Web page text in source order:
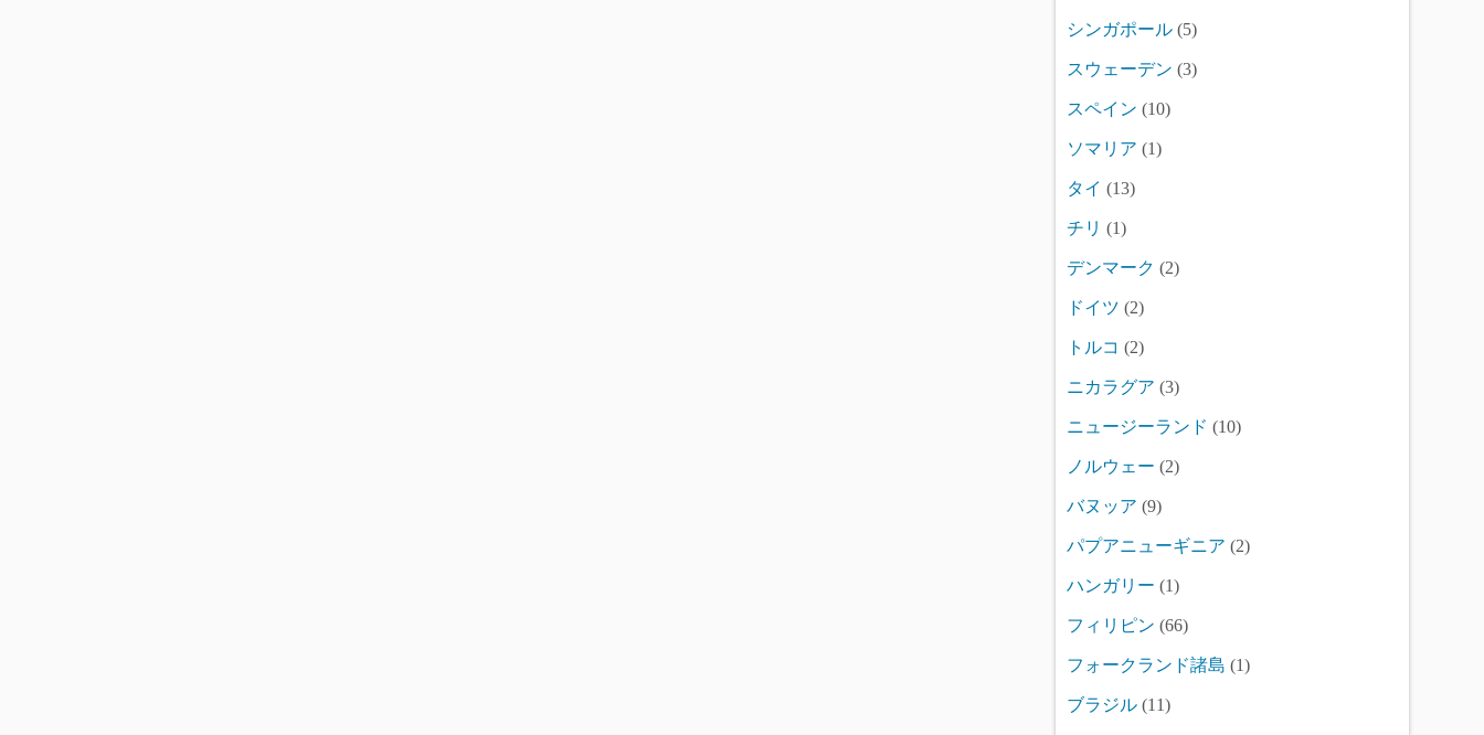
シンガポール (5)
スウェーデン (3)
スペイン (10)
ソマリア (1)
タイ (13)
チリ (1)
デンマーク (2)
ドイツ (2)
トルコ (2)
ニカラグア (3)
ニュージーランド (10)
ノルウェー (2)
バヌッア (9)
パプアニューギニア (2)
ハンガリー (1)
フィリピン (66)
フォークランド諸島 (1)
ブラジル (11)